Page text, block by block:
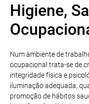
Higiene,
Num ambiente de
ocupacional trata-se de
integridade física e
iluminação adequada,
promoção de hábitos